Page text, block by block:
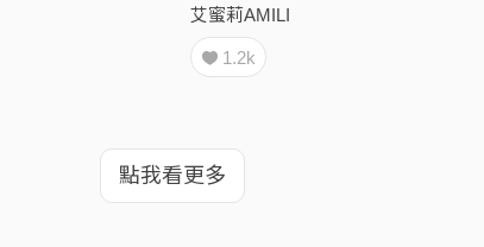
艾蜜莉AMILI
1.2k
點我看更多